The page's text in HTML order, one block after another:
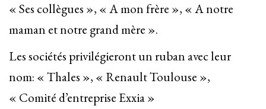
« Ses collègues », « A mon frère », « A notre
maman et notre grand mère ».
Les sociétés privilégieront un ruban avec leur
nom: « Thales », « Renault Toulouse »,
« Comité d’entreprise Exxia »